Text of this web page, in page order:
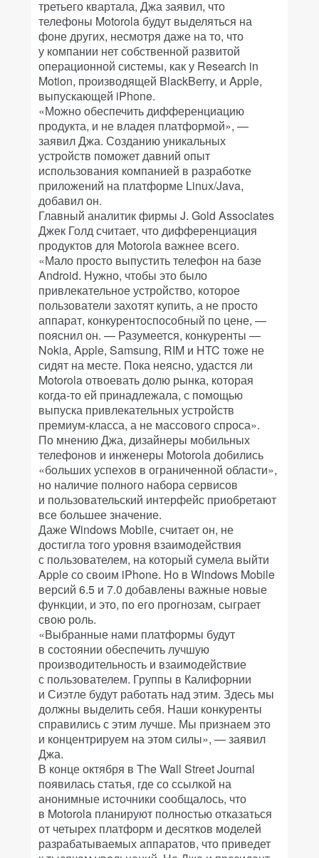
третьего квартала, Джа заявил, что
телефоны Motorola будут выделяться на
фоне других, несмотря даже на то, что
у компании нет собственной развитой
операционной системы, как у Research in
Motion, производящей BlackBerry, и Apple,
выпускающей iPhone.
«Можно обеспечить дифференциацию
продукта, и не владея платформой», —
заявил Джа. Созданию уникальных
устройств поможет давний опыт
использования компанией в разработке
приложений на платформе Linux/Java,
добавил он.
Главный аналитик фирмы J. Gold Associates
Джек Голд считает, что дифференциация
продуктов для Motorola важнее всего.
«Мало просто выпустить телефон на базе
Android. Нужно, чтобы это было
привлекательное устройство, которое
пользователи захотят купить, а не просто
аппарат, конкурентоспособный по цене, —
пояснил он. — Разумеется, конкуренты —
Nokia, Apple, Samsung, RIM и HTC тоже не
сидят на месте. Пока неясно, удастся ли
Motorola отвоевать долю рынка, которая
когда-то ей принадлежала, с помощью
выпуска привлекательных устройств
премиум-класса, а не массового спроса».
По мнению Джа, дизайнеры мобильных
телефонов и инженеры Motorola добились
«больших успехов в ограниченной области»,
но наличие полного набора сервисов
и пользовательский интерфейс приобретают
все большее значение.
Даже Windows Mobile, считает он, не
достигла того уровня взаимодействия
с пользователем, на который сумела выйти
Apple со своим iPhone. Но в Windows Mobile
версий 6.5 и 7.0 добавлены важные новые
функции, и это, по его прогнозам, сыграет
свою роль.
«Выбранные нами платформы будут
в состоянии обеспечить лучшую
производительность и взаимодействие
с пользователем. Группы в Калифорнии
и Сиэтле будут работать над этим. Здесь мы
должны выделить себя. Наши конкуренты
справились с этим лучше. Мы признаем это
и концентрируем на этом силы», — заявил
Джа.
В конце октября в The Wall Street Journal
появилась статья, где со ссылкой на
анонимные источники сообщалось, что
в Motorola планируют полностью отказаться
от четырех платформ и десятков моделей
разрабатываемых аппаратов, что приведет